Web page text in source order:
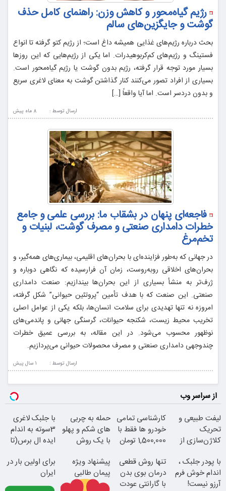
رژیم گیاه‌محور و کاهش وزن: راهنمای کامل حذف
گوشت و جایگزین‌های سالم
بحث درباره رژیم‌های غذایی همیشه داغ است؛ از رژیم کتو گرفته تا انواع
فستینگ و رژیم‌های کم‌کربوهیدرات. اما یکی از رژیم‌هایی که این روزها
بسیار مورد توجه قرار گرفته، رژیم بدون گوشت یا رژیم گیاه‌محور است.
بسیاری از افراد تصور می‌کنند کنار گذاشتن گوشت به معنای لاغری سریع
و بدون دردسر است. اما آیا واقعاً […]
8 ماه پيش ارسال توسط :
فاجعه‌ای پنهان در بشقاب ما: بررسی علمی و جامع
خطرات دامداری صنعتی و مصرف گوشت، لبنیات و
تخم‌مرغ
در جهانی که به‌طور فزاینده‌ای با بحران‌های اقلیمی، بیماری‌های همه‌گیر، و
بحران‌های اخلاقی روبه‌روست، زمان آن فرارسیده که نگاهی دوباره و
ژرف‌تر به منشأ بسیاری از این بحران‌ها بیندازیم: صنعت دامداری
صنعتی. این صنعت که با هدف تأمین “پروتئین حیوانی” شکل گرفته،
امروزه نه تنها تهدیدی برای سلامت انسان‌ها، بلکه یکی از عوامل اصلی
تخریب محیط زیست، شکنجه حیوانات، گرسنگی جهانی و پاندمی‌های
نوظهور محسوب می‌شود. در این مقاله، به بررسی عمیق خطرات
چندوجهی دامداری صنعتی و مصرف محصولات حیوانی می‌پردازیم.
1 سال پيش ارسال توسط :
از سراسر وب
لیفت طبیعی و
تحریک
کلاژن‌سازی از
24ماه ماندگاری
کارشناسی تمامی
خودرو ها فقط با
1,500,000 تومان
حمله به چربی
های شکم و پهلو
با یک روش
سبز45%تخفیف)
با جلبک لاغری
3سوته به اندام
ایده ال برس(تا
ویژه)
با پودر جلبک ،
اندام خوش فرم
آرزو نیست!
تنها روش قطعی
درمان بوی بدن
با گارانتی عودت
پیشنهاد ویژه
پیمان طالبی
برای اولین بار در
ایران